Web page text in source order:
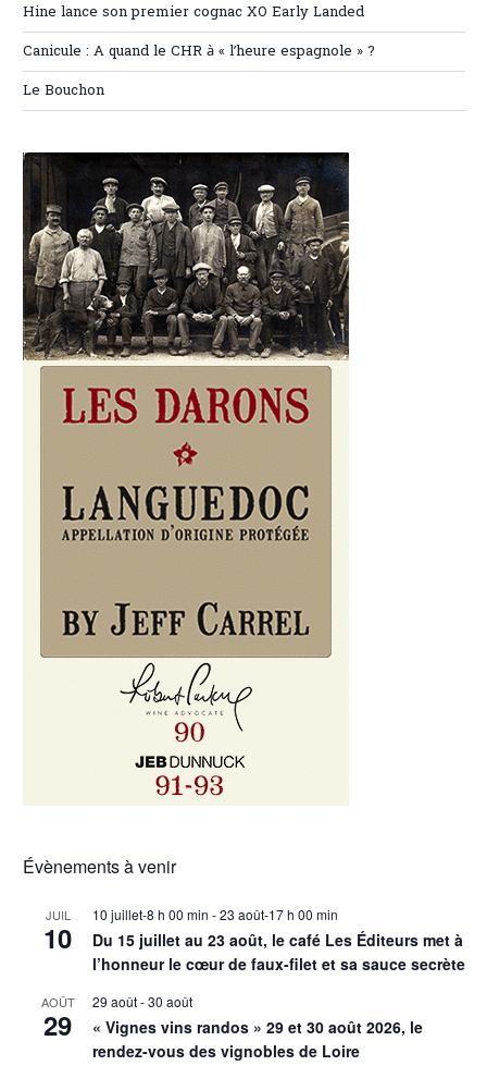
Hine lance son premier cognac XO Early Landed
Canicule : A quand le CHR à « l’heure espagnole » ?
Le Bouchon
Évènements à venir
JUIL
10
10 juillet-8 h 00 min -23 août-17 h 00 min
Du 15 juillet au 23 août, le café Les Éditeurs met à
l’honneur le cœur de faux-filet et sa sauce secrète
AOÛT
29
29 août-30 août
« Vignes vins randos » 29 et 30 août 2026, le
rendez-vous des vignobles de Loire